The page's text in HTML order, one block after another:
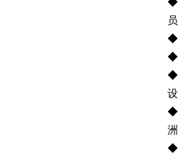
◆
◆
◆
◆
◆